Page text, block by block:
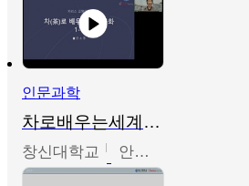
인문과학
차로배우는세계문화
창신대학교 안소영